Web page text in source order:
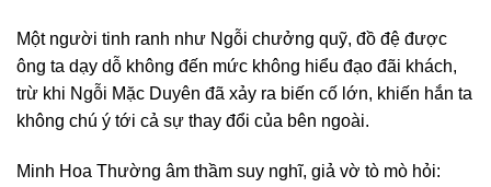
Một người tinh ranh như Ngỗi chưởng quỹ, đồ đệ được
ông ta dạy dỗ không đến mức không hiểu đạo đãi khách,
trừ khi Ngỗi Mặc Duyên đã xảy ra biến cố lớn, khiến hắn ta
không chú ý tới cả sự thay đổi của bên ngoài.
Minh Hoa Thường âm thầm suy nghĩ, giả vờ tò mò hỏi: